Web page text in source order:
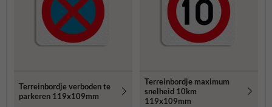
Terreinbordje verboden te
parkeren 119x109mm
Terreinbordje maximum
snelheid 10km
119x109mm